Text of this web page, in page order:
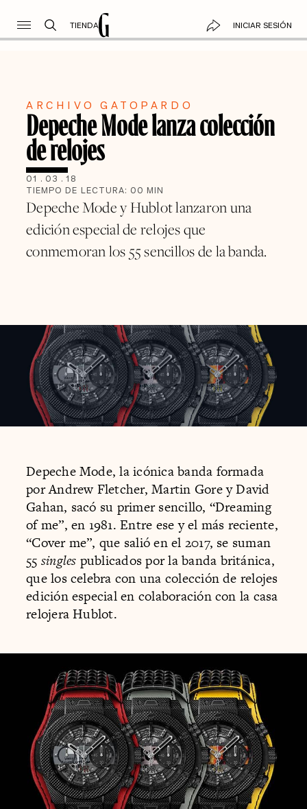
TIENDA INICIAR SESIÓN
ARCHIVO GATOPARDO
Depeche Mode lanza colección
de relojes
01 . 03 . 18
TIEMPO DE LECTURA: 00 MIN
Depeche Mode y Hublot lanzaron una
edición especial de relojes que
conmemoran los 55 sencillos de la banda.
Depeche Mode, la icónica banda formada
por Andrew Fletcher, Martin Gore y David
Gahan, sacó su primer sencillo, “Dreaming
of me”, en 1981. Entre ese y el más reciente,
“Cover me”, que salió en el 2017, se suman
55 singles publicados por la banda británica,
que los celebra con una colección de relojes
edición especial en colaboración con la casa
relojera Hublot.